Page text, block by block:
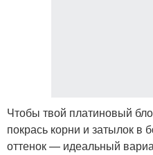
Чтобы твой платиновый
покрась корни и затылок
оттенок — идеальный